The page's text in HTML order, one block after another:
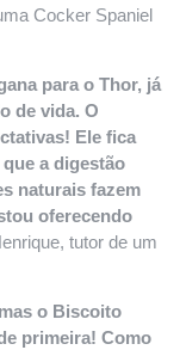
Cocker Spaniel
para o Thor, já
de vida. O
Ele fica
a digestão
naturais fazem
oferecendo
tutor de um
o Biscoito
primeira! Como